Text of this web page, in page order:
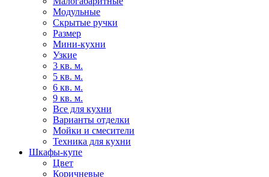
Модульные
Скрытые ручки
Размер
Мини-кухни
Узкие
3 кв. м.
5 кв. м.
6 кв. м.
9 кв. м.
Все для кухни
Варианты отделки
Мойки и смесители
Техника для кухни
Шкафы-купе
Цвет
Коричневые